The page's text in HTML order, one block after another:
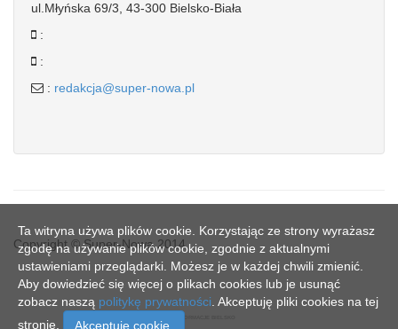
ul.Młyńska 69/3, 43-300 Bielsko-Biała
:
:
: redakcja@super-nowa.pl
Copyright © Super-Nowa 2014
Ta witryna używa plików cookie. Korzystając ze strony wyrażasz
zgodę na używanie plików cookie, zgodnie z aktualnymi
ustawieniami przeglądarki. Możesz je w każdej chwili zmienić.
Aby dowiedzieć się więcej o plikach cookies lub je usunąć
zobacz naszą politykę prywatności . Akceptuję pliki cookies na tej
stronie.
Akceptuje cookie.